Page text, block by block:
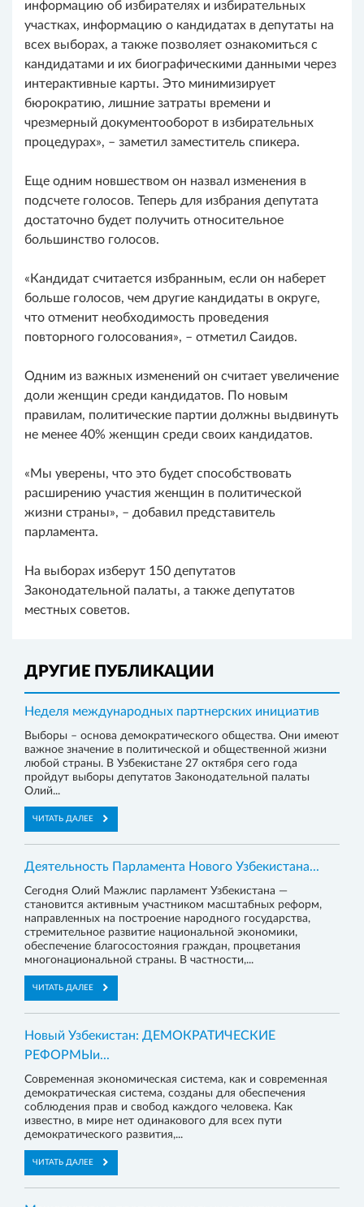
информацию об избирателях и избирательных
участках, информацию о кандидатах в депутаты на
всех выборах, а также позволяет ознакомиться с
кандидатами и их биографическими данными через
интерактивные карты. Это минимизирует
бюрократию, лишние затраты времени и
чрезмерный документооборот в избирательных
процедурах», – заметил заместитель спикера.
Еще одним новшеством он назвал изменения в
подсчете голосов. Теперь для избрания депутата
достаточно будет получить относительное
большинство голосов.
«Кандидат считается избранным, если он наберет
больше голосов, чем другие кандидаты в округе,
что отменит необходимость проведения
повторного голосования», – отметил Саидов.
Одним из важных изменений он считает увеличение
доли женщин среди кандидатов. По новым
правилам, политические партии должны выдвинуть
не менее 40% женщин среди своих кандидатов.
«Мы уверены, что это будет способствовать
расширению участия женщин в политической
жизни страны», – добавил представитель
парламента.
На выборах изберут 150 депутатов
Законодательной палаты, а также депутатов
местных советов.
ДРУГИЕ ПУБЛИКАЦИИ
Неделя международных партнерских инициатив
Выборы – основа демократического общества. Они имеют
важное значение в политической и общественной жизни
любой страны. В Узбекистане 27 октября сего года
пройдут выборы депутатов Законодательной палаты
Олий...
ЧИТАТЬ ДАЛЕЕ
Деятельность Парламента Нового Узбекистана...
Сегодня Олий Мажлис парламент Узбекистана —
становится активным участником масштабных реформ,
направленных на построение народного государства,
стремительное развитие национальной экономики,
обеспечение благосостояния граждан, процветания
многонациональной страны. В частности,...
ЧИТАТЬ ДАЛЕЕ
Новый Узбекистан: ДЕМОКРАТИЧЕСКИЕ
РЕФОРМЫи...
Современная экономическая система, как и современная
демократическая система, созданы для обеспечения
соблюдения прав и свобод каждого человека. Как
известно, в мире нет одинакового для всех пути
демократического развития,...
ЧИТАТЬ ДАЛЕЕ